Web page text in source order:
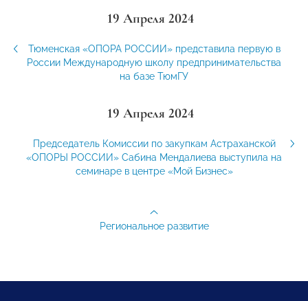
19 Апреля 2024
Тюменская «ОПОРА РОССИИ» представила первую в
России Международную школу предпринимательства
на базе ТюмГУ
19 Апреля 2024
Председатель Комиссии по закупкам Астраханской
«ОПОРЫ РОССИИ» Сабина Мендалиева выступила на
семинаре в центре «Мой Бизнес»
Региональное развитие